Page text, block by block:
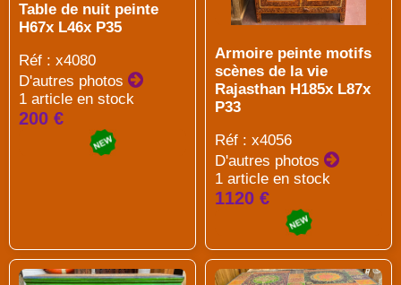
Table de nuit peinte
H67x L46x P35
Réf : x4080
D'autres photos
1 article en stock
200 €
Armoire peinte motifs
scènes de la vie
Rajasthan H185x L87x
P33
Réf : x4056
D'autres photos
1 article en stock
1120 €